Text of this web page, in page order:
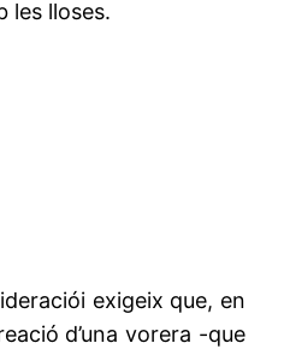
les lloses.
exigeix que, en
d’una vorera -que